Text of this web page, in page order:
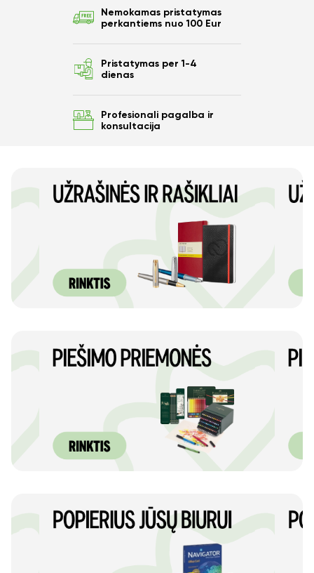
Nemokamas pristatymas
perkantiems nuo 100 Eur
Pristatymas per 1-4
dienas
Profesionali pagalba ir
konsultacija